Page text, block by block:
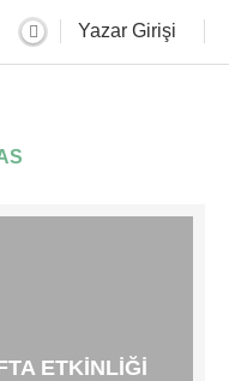
Yazar Girişi
ETKINLIĞI